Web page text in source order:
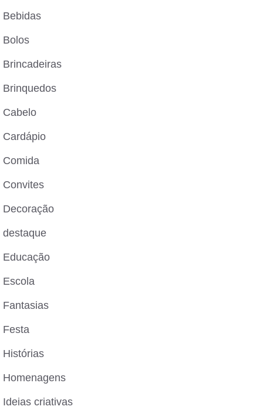
Bebidas
Bolos
Brincadeiras
Brinquedos
Cabelo
Cardápio
Comida
Convites
Decoração
destaque
Educação
Escola
Fantasias
Festa
Histórias
Homenagens
Ideias criativas